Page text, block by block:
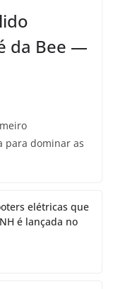
da Bee —
para dominar as
elétricas que
é lançada no